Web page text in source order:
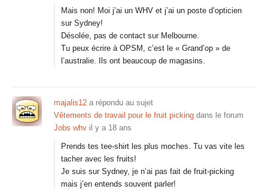
Mais non! Moi j’ai un WHV et j’ai un poste d’opticien
sur Sydney!
Désolée, pas de contact sur Melbourne.
Tu peux écrire à OPSM, c’est le « Grand’op » de
l’australie. Ils ont beaucoup de magasins.
majalis12 a répondu au sujet
Vêtements de travail pour le fruit picking dans le forum
Jobs whv il y a 18 ans
Prends tes tee-shirt les plus moches. Tu vas vite les
tacher avec les fruits!
Je suis sur Sydney, je n’ai pas fait de fruit-picking
mais j’en entends souvent parler!